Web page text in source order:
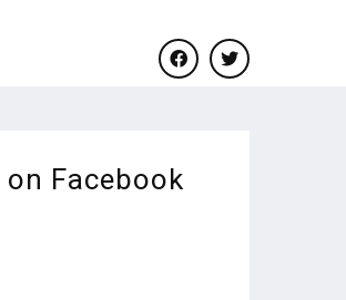
facebooktwitter
Facebook